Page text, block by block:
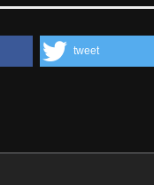
tweet